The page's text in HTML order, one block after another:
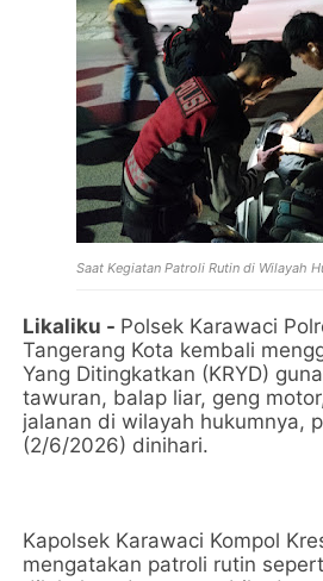
Saat Kegiatan Patroli Rutin di Wilayah
Likaliku - Polsek Karawaci
Tangerang Kota kembali
Yang Ditingkatkan (KRYD)
tawuran, balap liar, geng
jalanan di wilayah hukumnya,
(2/6/2026) dinihari.
Kapolsek Karawaci Kompol
mengatakan patroli rutin